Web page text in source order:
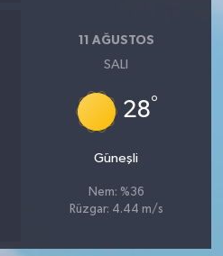
11 AĞUSTOS
SALI
28°
Güneşli
Nem: %36
Rüzgar: 4.44 m/s